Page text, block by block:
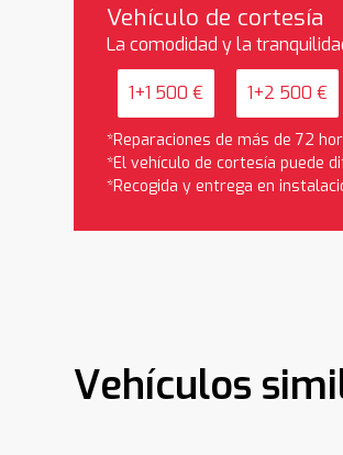
Vehículo de cortesía
La comodidad y la
1+1 500 € 1+2 500 €
*Reparaciones de más de 72
*El vehículo de cortesía puede
*Recogida y entrega en
Vehículos